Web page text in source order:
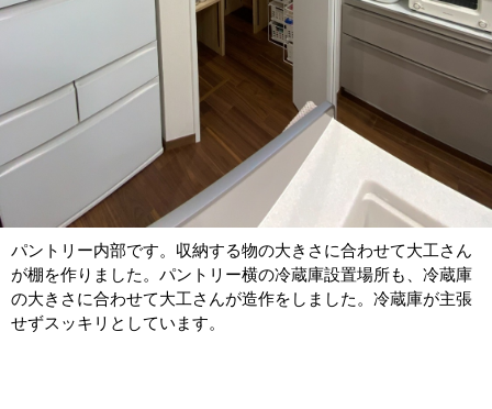
パントリー内部です。収納する物の大きさに合わせて大工さん
が棚を作りました。パントリー横の冷蔵庫設置場所も、冷蔵庫
の大きさに合わせて大工さんが造作をしました。冷蔵庫が主張
せずスッキリとしています。